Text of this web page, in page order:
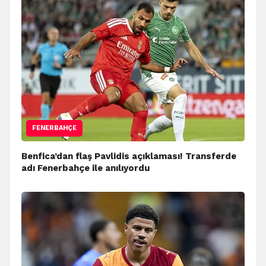
FENERBAHÇE
Benfica’dan flaş Pavlidis açıklaması! Transferde
adı Fenerbahçe ile anılıyordu